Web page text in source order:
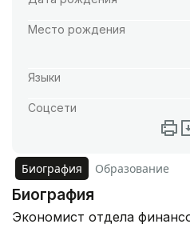
Место рождения
Языки
Соцсети
Биография Образование
Биография
Экономист отдела